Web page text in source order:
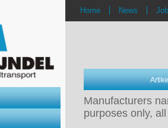
Home News
Manufacturers
purposes only,